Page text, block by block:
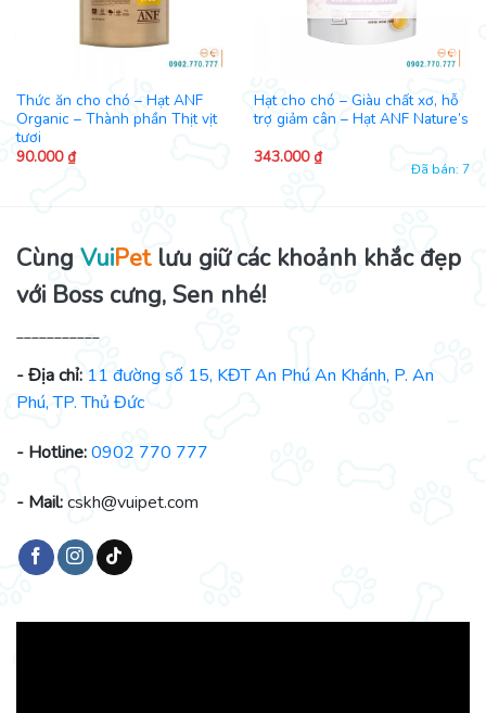
Thức ăn cho chó – Hạt ANF
Organic – Thành phần Thịt vịt
tươi
90.000₫
Hạt cho chó – Giàu chất xơ, hỗ
trợ giảm cân – Hạt ANF Nature’s
343.000₫
Đã bán: 7
Cùng VuiPetlưu giữ các khoảnh khắc đẹp
với Boss cưng, Sen nhé!
- Địa chỉ: 11 đường số 15, KĐT An Phú An Khánh, P. An
Phú, TP. Thủ Đức
- Hotline:0902 770 777
- Mail:cskh@vuipet.com